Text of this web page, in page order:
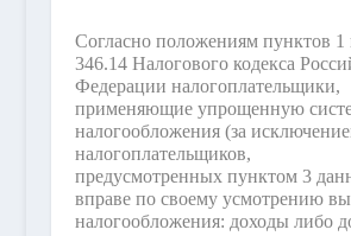
Согласно положениям пунктов 1
346.14 Налогового кодекса
Федерации налогоплательщики,
применяющие упрощенную
налогообложения (за
налогоплательщиков,
предусмотренных пунктом 3
вправе по своему усмотрению
налогообложения: доходы либо